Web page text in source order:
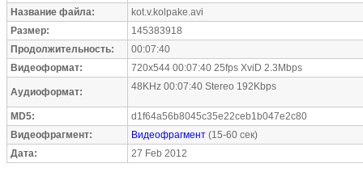
Название файла:
kot.v.kolpake.avi
Размер:
145383918
Продолжительность:
00:07:40
Видеоформат:
720x544 00:07:40 25fps XviD 2.3Mbps
Аудиоформат: 48KHz 00:07:40 Stereo 192Kbps
MD5:
d1f64a56b8045c35e22ceb1b047e2c80
Видеофрагмент:
Видеофрагмент (15-60 сек)
Дата:
27 Feb 2012